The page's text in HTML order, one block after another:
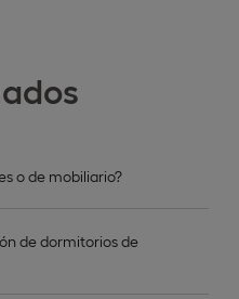
o de mobiliario?
de dormitorios de